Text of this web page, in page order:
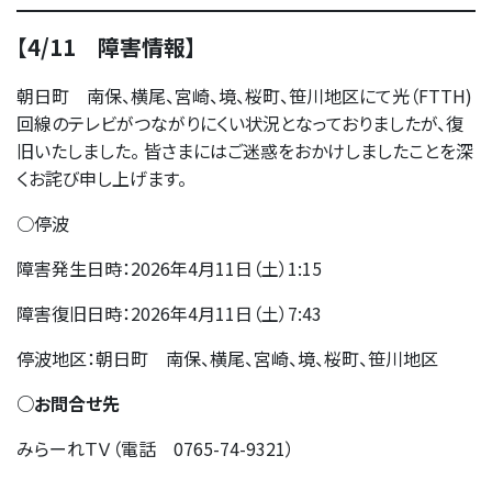
【4/11 障害情報】
朝日町 南保、横尾、宮崎、境、桜町、笹川地区にて光（FTTH)
回線のテレビがつながりにくい状況となっておりましたが、復
旧いたしました。 皆さまにはご迷惑をおかけしましたことを深
くお詫び申し上げます。
○停波
障害発生日時：2026年4月11日（土）1:15
障害復旧日時：2026年4月11日（土）7:43
停波地区：朝日町 南保、横尾、宮崎、境、桜町、笹川地区
○お問合せ先
みらーれＴＶ（電話 0765-74-9321）